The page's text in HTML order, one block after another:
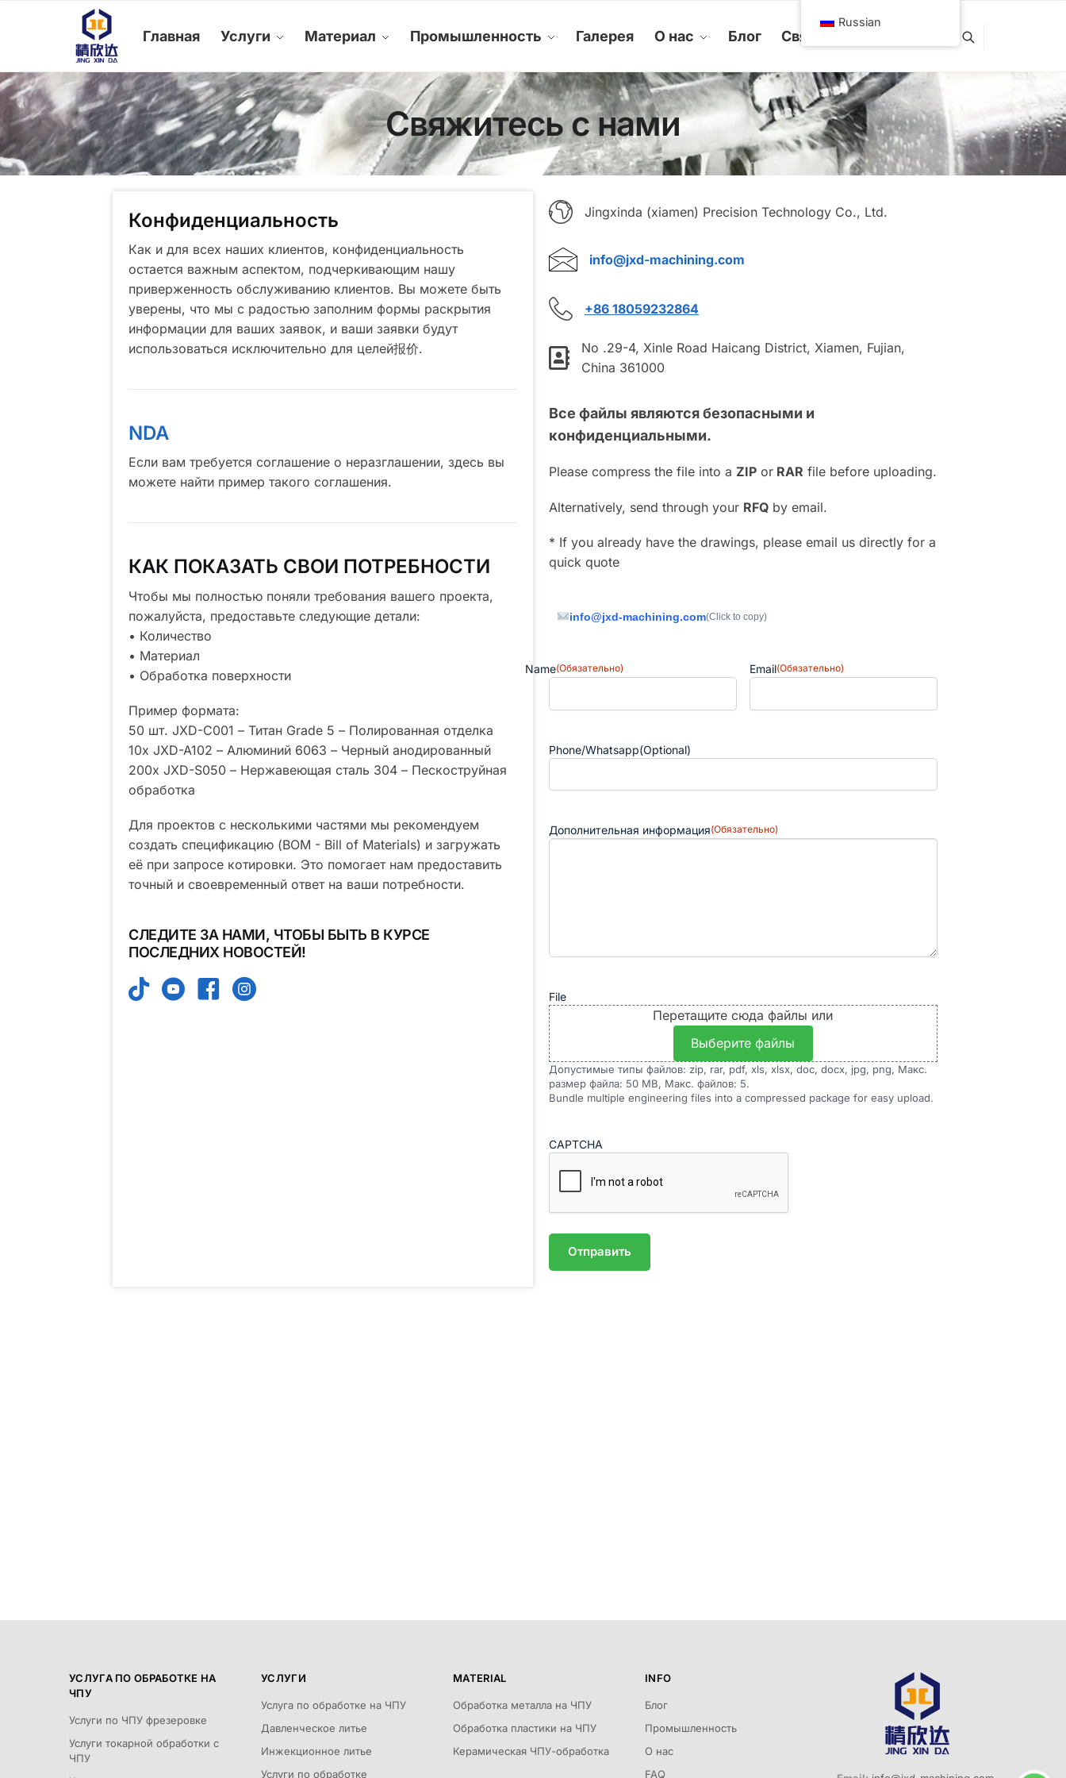
Главная Услуги Материал Промышленность Галерея О нас Блог Свяжитесь с нами
Свяжитесь с нами
Конфиденциальность
Как и для всех наших клиентов, конфиденциальность
остается важным аспектом, подчеркивающим нашу
приверженность обслуживанию клиентов. Вы можете быть
уверены, что мы с радостью заполним формы раскрытия
информации для ваших заявок, и ваши заявки будут
использоваться исключительно для целей报价.
NDA
Если вам требуется соглашение о неразглашении, здесь вы
можете найти пример такого соглашения.
КАК ПОКАЗАТЬ СВОИ ПОТРЕБНОСТИ
Чтобы мы полностью поняли требования вашего проекта,
пожалуйста, предоставьте следующие детали:
• Количество
• Материал
• Обработка поверхности
Пример формата:
50 шт. JXD-C001 – Титан Grade 5 – Полированная отделка
10x JXD-A102 – Алюминий 6063 – Черный анодированный
200x JXD-S050 – Нержавеющая сталь 304 – Пескоструйная
обработка
Для проектов с несколькими частями мы рекомендуем
создать спецификацию (BOM - Bill of Materials) и загружать
её при запросе котировки. Это помогает нам предоставить
точный и своевременный ответ на ваши потребности.
СЛЕДИТЕ ЗА НАМИ, ЧТОБЫ БЫТЬ В КУРСЕ
ПОСЛЕДНИХ НОВОСТЕЙ!
Jingxinda (xiamen) Precision Technology Co., Ltd.
Jingxinda (xiamen) Precision Technology Co., Ltd.
info@jxd-machining.com
info@jxd-machining.com
+86 13656020983
+86 18059232864
No .29-4, Xinle Road Haicang District, Xiamen, Fujian, China 361000
No .29-4, Xinle Road Haicang District, Xiamen, Fujian,
China 361000
Все файлы являются безопасными и
конфиденциальными.
Please compress the file into a ZIP or RAR file before uploading.
Alternatively, send through your RFQ by email.
* If you already have the drawings, please email us directly for a
quick quote
info@jxd-machining.com(Click to copy)
Name(Обязательно) Email(Обязательно)
Phone/Whatsapp(Optional)
Дополнительная информация(Обязательно)
File
Перетащите сюда файлы или
Выберите файлы
Допустимые типы файлов: zip, rar, pdf, xls, xlsx, doc, docx, jpg, png, Макс.
размер файла: 50 MB, Макс. файлов: 5.
Bundle multiple engineering files into a compressed package for easy upload.
CAPTCHA
УСЛУГА ПО ОБРАБОТКЕ НА
ЧПУ
Услуги по ЧПУ фрезеровке
Услуги токарной обработки с
ЧПУ
УСЛУГИ
Услуга по обработке на ЧПУ
Давленческое литье
Инжекционное литье
Услуги по обработке
MATERIAL
Обработка металла на ЧПУ
Обработка пластики на ЧПУ
Керамическая ЧПУ-обработка
INFO
Блог
Промышленность
О нас
FAQ
Russian